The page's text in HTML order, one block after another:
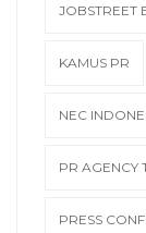
JOBSTREET
KAMUS PR
NEC
PR AGENCY
PRESS